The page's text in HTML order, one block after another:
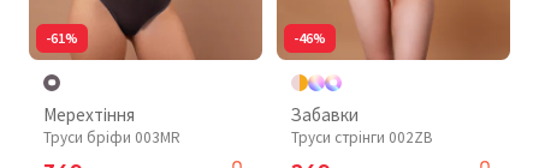
-61%
Мерехтіння
Труси бріфи 003MR
-46%
Забавки
Труси стрінги 002ZB